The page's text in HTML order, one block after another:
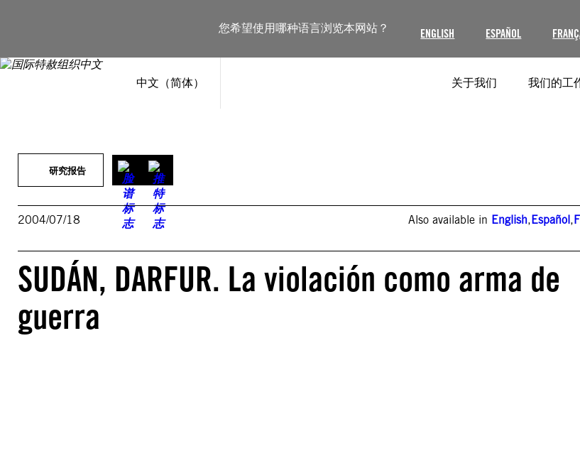
您希望使用哪种语言浏览本网站？ ENGLISH ESPAÑOL
中文（简体） 关于我们 我们的工
研究报告
2004/07/18 Also available in English,Español,
SUDÁN, DARFUR. La violación como arma de
guerra